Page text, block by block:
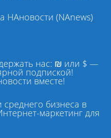
НАновости (NAnews)
нас: ₪ или $ —
подпиской!
вместе!
бизнеса в
маркетинг для